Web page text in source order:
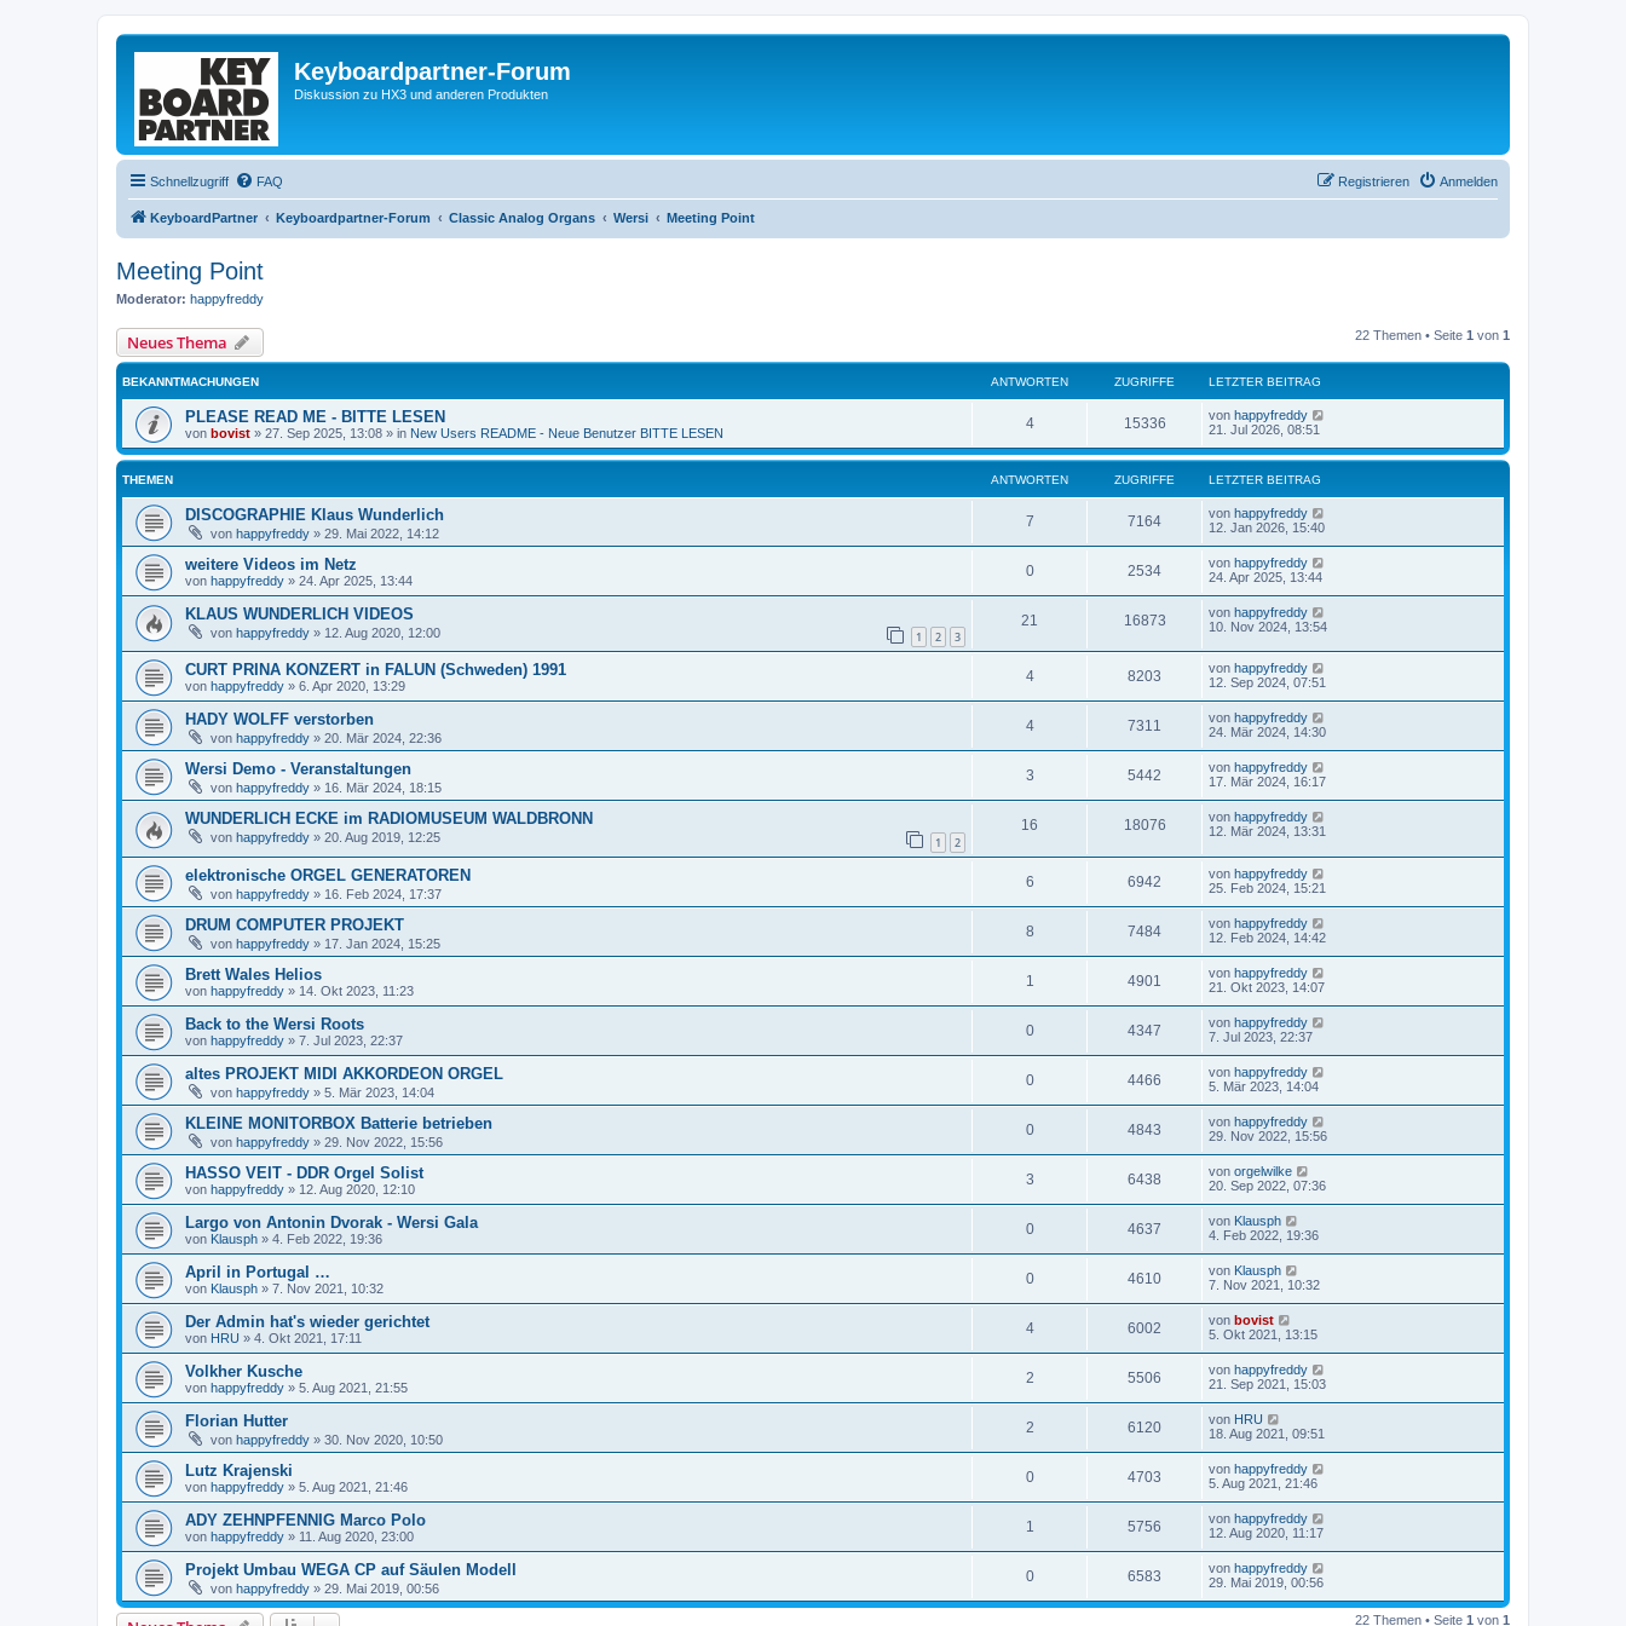
Keyboardpartner-Forum
Diskussion zu HX3 und anderen Produkten
Schnellzugriff FAQ Anmelden
Registrieren
KeyboardPartner Keyboardpartner-Forum Classic Analog Organs Wersi Meeting Point
Meeting Point
Moderator: happyfreddy
Neues Thema 22 Themen • Seite 1 von 1
BEKANNTMACHUNGEN ANTWORTEN ZUGRIFFE LETZTER BEITRAG
PLEASE READ ME - BITTE LESEN
von bovist » 27. Sep 2025, 13:08 » in New Users README - Neue Benutzer BITTE LESEN
4 15336 von happyfreddy
21. Jul 2026, 08:51
THEMEN ANTWORTEN ZUGRIFFE LETZTER BEITRAG
DISCOGRAPHIE Klaus Wunderlich
von happyfreddy » 29. Mai 2022, 14:12
7 7164 von happyfreddy
12. Jan 2026, 15:40
weitere Videos im Netz
von happyfreddy » 24. Apr 2025, 13:44
0 2534 von happyfreddy
24. Apr 2025, 13:44
KLAUS WUNDERLICH VIDEOS
von happyfreddy » 12. Aug 2020, 12:00 1 2 3
21 16873 von happyfreddy
10. Nov 2024, 13:54
CURT PRINA KONZERT in FALUN (Schweden) 1991
von happyfreddy » 6. Apr 2020, 13:29
4 8203 von happyfreddy
12. Sep 2024, 07:51
HADY WOLFF verstorben
von happyfreddy » 20. Mär 2024, 22:36
4 7311 von happyfreddy
24. Mär 2024, 14:30
Wersi Demo - Veranstaltungen
von happyfreddy » 16. Mär 2024, 18:15
3 5442 von happyfreddy
17. Mär 2024, 16:17
WUNDERLICH ECKE im RADIOMUSEUM WALDBRONN
von happyfreddy » 20. Aug 2019, 12:25 1 2
16 18076 von happyfreddy
12. Mär 2024, 13:31
elektronische ORGEL GENERATOREN
von happyfreddy » 16. Feb 2024, 17:37
6 6942 von happyfreddy
25. Feb 2024, 15:21
DRUM COMPUTER PROJEKT
von happyfreddy » 17. Jan 2024, 15:25
8 7484 von happyfreddy
12. Feb 2024, 14:42
Brett Wales Helios
von happyfreddy » 14. Okt 2023, 11:23
1 4901 von happyfreddy
21. Okt 2023, 14:07
Back to the Wersi Roots
von happyfreddy » 7. Jul 2023, 22:37
0 4347 von happyfreddy
7. Jul 2023, 22:37
altes PROJEKT MIDI AKKORDEON ORGEL
von happyfreddy » 5. Mär 2023, 14:04
0 4466 von happyfreddy
5. Mär 2023, 14:04
KLEINE MONITORBOX Batterie betrieben
von happyfreddy » 29. Nov 2022, 15:56
0 4843 von happyfreddy
29. Nov 2022, 15:56
HASSO VEIT - DDR Orgel Solist
von happyfreddy » 12. Aug 2020, 12:10
3 6438 von orgelwilke
20. Sep 2022, 07:36
Largo von Antonin Dvorak - Wersi Gala
von Klausph » 4. Feb 2022, 19:36
0 4637 von Klausph
4. Feb 2022, 19:36
April in Portugal …
von Klausph » 7. Nov 2021, 10:32
0 4610 von Klausph
7. Nov 2021, 10:32
Der Admin hat's wieder gerichtet
von HRU » 4. Okt 2021, 17:11
4 6002 von bovist
5. Okt 2021, 13:15
Volkher Kusche
von happyfreddy » 5. Aug 2021, 21:55
2 5506 von happyfreddy
21. Sep 2021, 15:03
Florian Hutter
von happyfreddy » 30. Nov 2020, 10:50
2 6120 von HRU
18. Aug 2021, 09:51
Lutz Krajenski
von happyfreddy » 5. Aug 2021, 21:46
0 4703 von happyfreddy
5. Aug 2021, 21:46
ADY ZEHNPFENNIG Marco Polo
von happyfreddy » 11. Aug 2020, 23:00
1 5756 von happyfreddy
12. Aug 2020, 11:17
Projekt Umbau WEGA CP auf Säulen Modell
von happyfreddy » 29. Mai 2019, 00:56
0 6583 von happyfreddy
29. Mai 2019, 00:56
22 Themen • Seite 1 von 1